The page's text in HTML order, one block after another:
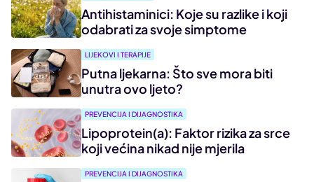
Antihistaminici: Koje su razlike i koji
odabrati za svoje simptome
LIJEKOVI I TERAPIJE
Putna ljekarna: Što sve mora biti
unutra ovo ljeto?
PREVENCIJA I DIJAGNOSTIKA
Lipoprotein(a): Faktor rizika za srce
koji većina nikad nije mjerila
PREVENCIJA I DIJAGNOSTIKA